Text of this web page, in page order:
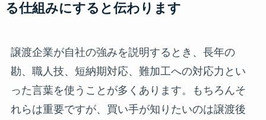
る仕組みにすると伝わります
譲渡企業が自社の強みを説明するとき、長年の
勘、職人技、短納期対応、難加工への対応力とい
った言葉を使うことが多くあります。もちろんそ
れらは重要ですが、買い手が知りたいのは譲渡後